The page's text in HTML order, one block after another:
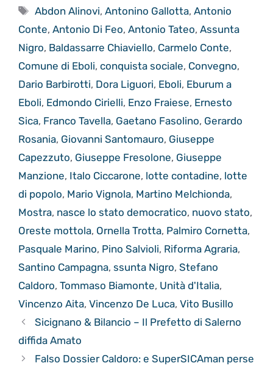
Tag
Abdon Alinovi,Antonino Gallotta,Antonio
Conte, Antonio Di Feo, Antonio Tateo, Assunta
Nigro, Baldassarre Chiaviello, Carmelo Conte,
Comune di Eboli, conquista sociale, Convegno,
Dario Barbirotti, Dora Liguori, Eboli, Eburum a
Eboli, Edmondo Cirielli, Enzo Fraiese, Ernesto
Sica, Franco Tavella, Gaetano Fasolino, Gerardo
Rosania, Giovanni Santomauro, Giuseppe
Capezzuto, Giuseppe Fresolone, Giuseppe
Manzione, Italo Ciccarone, lotte contadine, lotte
di popolo, Mario Vignola, Martino Melchionda,
Mostra, nasce lo stato democratico, nuovo stato,
Oreste mottola, Ornella Trotta, Palmiro Cornetta,
Pasquale Marino, Pino Salvioli, Riforma Agraria,
Santino Campagna, ssunta Nigro, Stefano
Caldoro, Tommaso Biamonte, Unità d'Italia,
Vincenzo Aita, Vincenzo De Luca, Vito Busillo
Sicignano & Bilancio – Il Prefetto di Salerno
diffida Amato
Falso Dossier Caldoro: e SuperSICAman perse